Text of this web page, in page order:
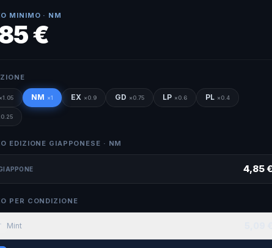
MINIMO · NM
€
×1.05 NM ×1 EX ×0.9 GD ×0.75 LP ×0.6 PL ×0.4
0.25
EDIZIONE GIAPPONESE · NM
4,85 €
PER CONDIZIONE
Mint